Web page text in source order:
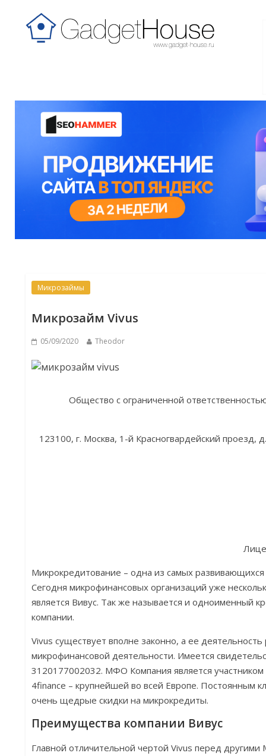
Микрозаймы
Микрозайм Vivus
05/09/2020 Theodor
Общество с ограниченной
123100, г. Москва, 1-й Красногвардейский проезд,
Микрокредитование – одна из самых
Сегодня микрофинансовых организаций уже
является Вивус. Так же называется и одноименный
компании.
Vivus существует вполне законно, а ее деятельность
микрофинансовой деятельности. Имеется
3120177002032. МФО Компания является
4finance – крупнейшей во всей Европе. Постоянным
очень щедрые скидки на микрокредиты.
Преимущества компании Вивус
Главной отличительной чертой Vivus перед